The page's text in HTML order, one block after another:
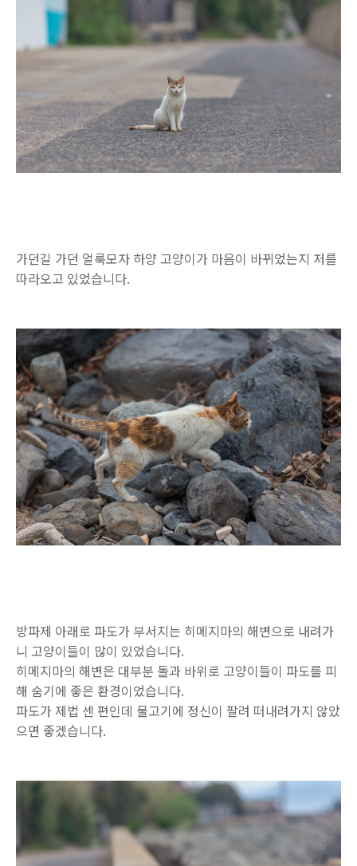
가던길 가던 얼룩모자 하양 고양이가 마음이 바뀌었는지 저를
따라오고 있었습니다.
방파제 아래로 파도가 부서지는 히메지마의 해변으로 내려가
니 고양이들이 많이 있었습니다.
히메지마의 해변은 대부분 돌과 바위로 고양이들이 파도를 피
해 숨기에 좋은 환경이었습니다.
파도가 제법 센 편인데 물고기에 정신이 팔려 떠내려가지 않았
으면 좋겠습니다.